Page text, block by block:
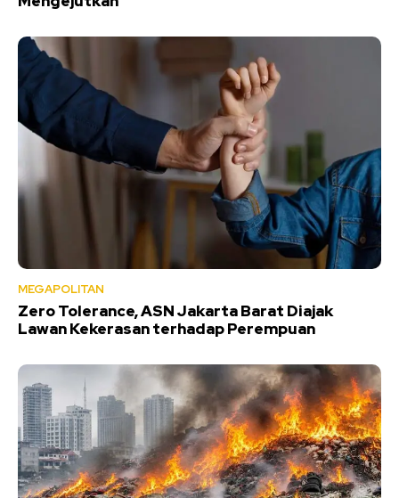
MEGAPOLITAN
Zero Tolerance, ASN Jakarta Barat Diajak
Lawan Kekerasan terhadap Perempuan